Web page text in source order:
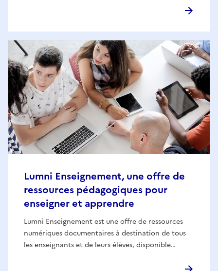
Lumni Enseignement, une offre de
ressources pédagogiques pour
enseigner et apprendre
Lumni Enseignement est une offre de ressources
numériques documentaires à destination de tous
les enseignants et de leurs élèves, disponible…